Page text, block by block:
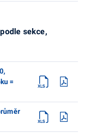
sekce,
=